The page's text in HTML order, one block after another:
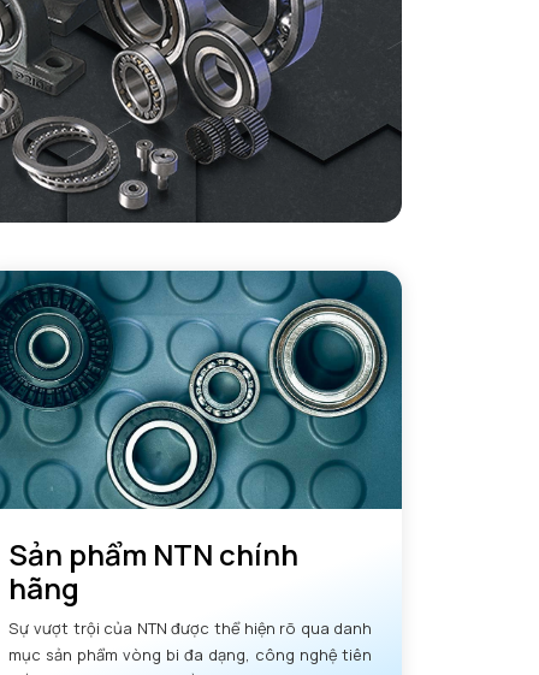
Sản phẩm NTN chính
hãng
Sự vượt trội của NTN được thể hiện rõ qua danh
mục sản phẩm vòng bi đa dạng, công nghệ tiên